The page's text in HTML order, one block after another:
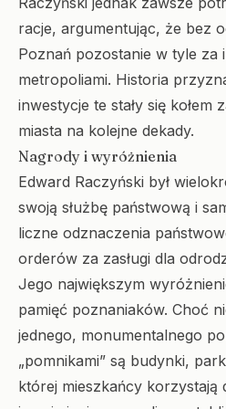
racje, argumentując, że bez
Poznań pozostanie w tyle za
metropoliami. Historia
inwestycje te stały się
miasta na kolejne dekady.
Nagrody i wyróżnienia
Edward Raczyński był
swoją służbę państwową i
liczne odznaczenia
orderów za zasługi dla
Jego największym
pamięć poznaniaków. Choć
jednego, monumentalnego
„pomnikami” są budynki,
której mieszkańcy korzystają